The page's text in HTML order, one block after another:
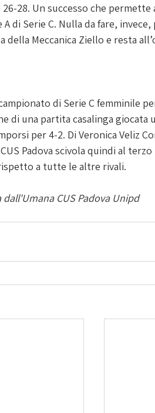
26-28. Un successo che permette
di Serie C. Nulla da fare, invece,
della Meccanica Ziello e resta
di Serie C femminile
di una partita casalinga giocata
per 4-2. Di Veronica Veliz
Padova scivola quindi al
a tutte le altre rivali.
CUS Padova Unipd